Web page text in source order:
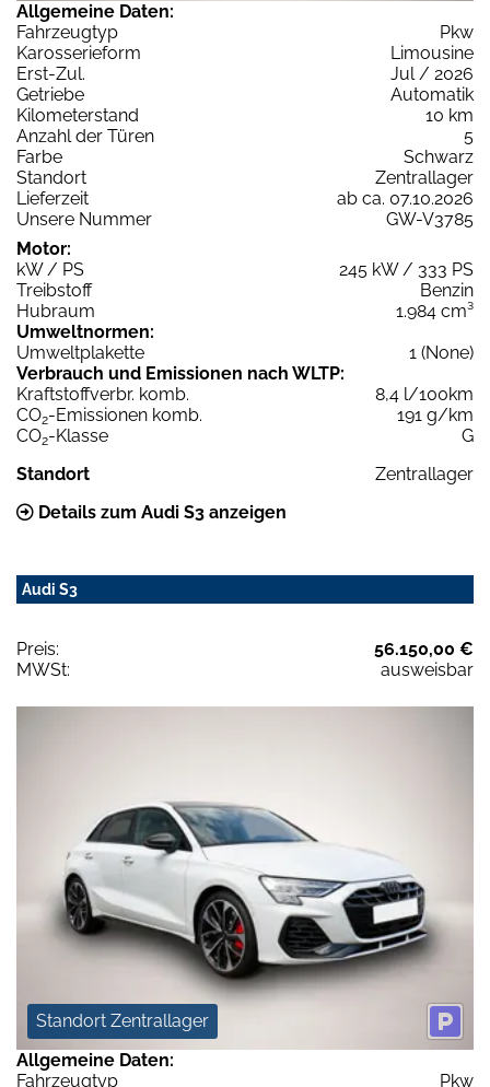
Allgemeine Daten:
Fahrzeugtyp
Pkw
Karosserieform
Limousine
Erst-Zul.
Jul / 2026
Getriebe
Automatik
Kilometerstand
10 km
Anzahl der Türen
5
Farbe
Schwarz
Standort
Zentrallager
Lieferzeit
ab ca. 07.10.2026
Unsere Nummer
GW-V3785
Motor:
kW / PS
245 kW / 333 PS
Treibstoff
Benzin
Hubraum
1.984 cm³
Umweltnormen:
Umweltplakette
1 (None)
Verbrauch und Emissionen nach WLTP:
Kraftstoffverbr. komb.
8,4 l/100km
CO2-Emissionen komb.
191 g/km
CO2-Klasse
G
Standort
Zentrallager
Details zum Audi S3 anzeigen
Audi S3
Preis:
56.150,00 €
MWSt:
ausweisbar
Standort Zentrallager
Allgemeine Daten:
Fahrzeugtyp
Pkw